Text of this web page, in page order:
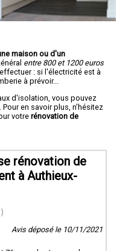
maison ou d'un
entre 800 et 1200 euros
: si l'électricité est à
à prévoir...
d'isolation, vous pouvez
en savoir plus, n'hésitez
votre rénovation de
rénovation de
à Authieux-
Avis déposé le 10/11/2021